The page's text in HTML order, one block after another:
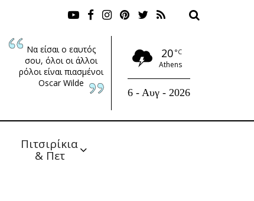
Να είσαι ο εαυτός
σου, όλοι οι άλλοι
ρόλοι είναι πιασμένοι
Oscar Wilde
20 °C
Athens
6 - Αυγ - 2026
Πιτσιρίκια
& Πετ